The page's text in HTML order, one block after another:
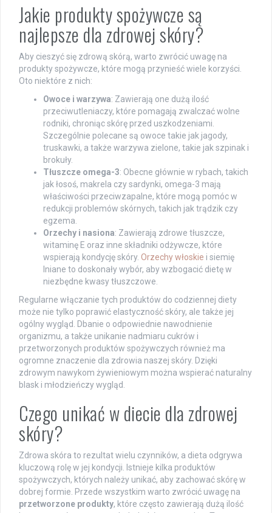
Jakie produkty spożywcze są
najlepsze dla zdrowej skóry?
Aby cieszyć się zdrową skórą, warto zwrócić uwagę na
produkty spożywcze, które mogą przynieść wiele korzyści.
Oto niektóre z nich:
Owoce i warzywa: Zawierają one dużą ilość
przeciwutleniaczy, które pomagają zwalczać wolne
rodniki, chroniąc skórę przed uszkodzeniami.
Szczególnie polecane są owoce takie jak jagody,
truskawki, a także warzywa zielone, takie jak szpinak i
brokuły.
Tłuszcze omega-3: Obecne głównie w rybach, takich
jak łosoś, makrela czy sardynki, omega-3 mają
właściwości przeciwzapalne, które mogą pomóc w
redukcji problemów skórnych, takich jak trądzik czy
egzema.
Orzechy i nasiona: Zawierają zdrowe tłuszcze,
witaminę E oraz inne składniki odżywcze, które
wspierają kondycję skóry. Orzechy włoskie i siemię
lniane to doskonały wybór, aby wzbogacić dietę w
niezbędne kwasy tłuszczowe.
Regularne włączanie tych produktów do codziennej diety
może nie tylko poprawić elastyczność skóry, ale także jej
ogólny wygląd. Dbanie o odpowiednie nawodnienie
organizmu, a także unikanie nadmiaru cukrów i
przetworzonych produktów spożywczych również ma
ogromne znaczenie dla zdrowia naszej skóry. Dzięki
zdrowym nawykom żywieniowym można wspierać naturalny
blask i młodzieńczy wygląd.
Czego unikać w diecie dla zdrowej
skóry?
Zdrowa skóra to rezultat wielu czynników, a dieta odgrywa
kluczową rolę w jej kondycji. Istnieje kilka produktów
spożywczych, których należy unikać, aby zachować skórę w
dobrej formie. Przede wszystkim warto zwrócić uwagę na
przetworzone produkty, które często zawierają dużą ilość